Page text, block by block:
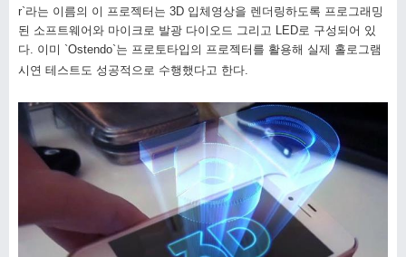
r`라는 이름의 이 프로젝터는 3D 입체영상을 렌더링하도록 프로그래밍
된 소프트웨어와 마이크로 발광 다이오드 그리고 LED로 구성되어 있
다 이미 `Ostendo`는 프로토타입의 프로젝터를 활용해 실제 홀로그램
시연 테스트도 성공적으로 수행했다고 한다